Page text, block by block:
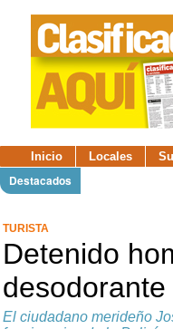
Inicio Locales
Destacados
TURISTA
Detenido
El ciudadano merideño